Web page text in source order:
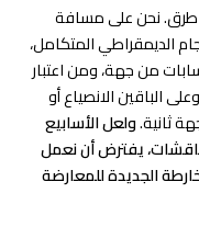
طرق. نحن على مسافة
الديمقراطي المتكامل،
من جهة، ومن اعتبار
الباقين الانصياع أو
ثانية.ولعل الأسابيع
يفترض أن نعمل
الجديدة للمعارضة